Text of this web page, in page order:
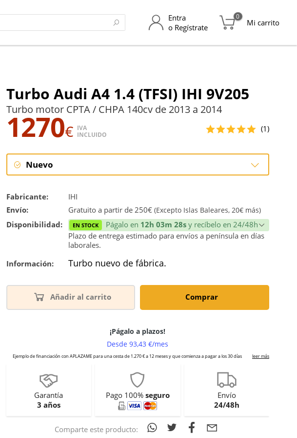
Entra
o Regístrate
0
Mi carrito
Turbo Audi A4 1.4 (TFSI) IHI 9V205
Turbo motor CPTA / CHPA 140cv de 2013 a 2014
1270€ IVA
INCLUIDO
(1)
Nuevo
Fabricante:
IHI
Envío:
Gratuito a partir de 250€ (Excepto Islas Baleares, 20€ más)
Disponibilidad: EN STOCK Págalo en 12h 03m 28s y recíbelo en 24/48h
Plazo de entrega estimado para envíos a península en días
laborales.
Información:
Turbo nuevo de fábrica.
Añadir al carrito Comprar
Garantía
3 años
Pago 100% seguro
Envío
24/48h
Comparte este producto: